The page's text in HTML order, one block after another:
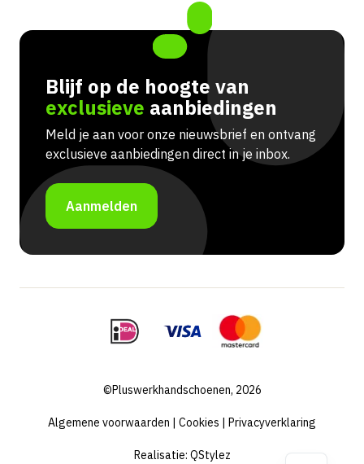
Blijf op de hoogte van
exclusieve aanbiedingen
Meld je aan voor onze nieuwsbrief en ontvang
exclusieve aanbiedingen direct in je inbox.
Aanmelden
©Pluswerkhandschoenen, 2026
Algemene voorwaarden | Cookies | Privacyverklaring
Realisatie: QStylez